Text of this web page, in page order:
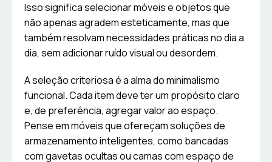
Isso significa selecionar móveis e objetos que
não apenas agradem esteticamente, mas que
também resolvam necessidades práticas no dia a
dia, sem adicionar ruído visual ou desordem.
A seleção criteriosa é a alma do minimalismo
funcional. Cada item deve ter um propósito claro
e, de preferência, agregar valor ao espaço.
Pense em móveis que ofereçam soluções de
armazenamento inteligentes, como bancadas
com gavetas ocultas ou camas com espaço de